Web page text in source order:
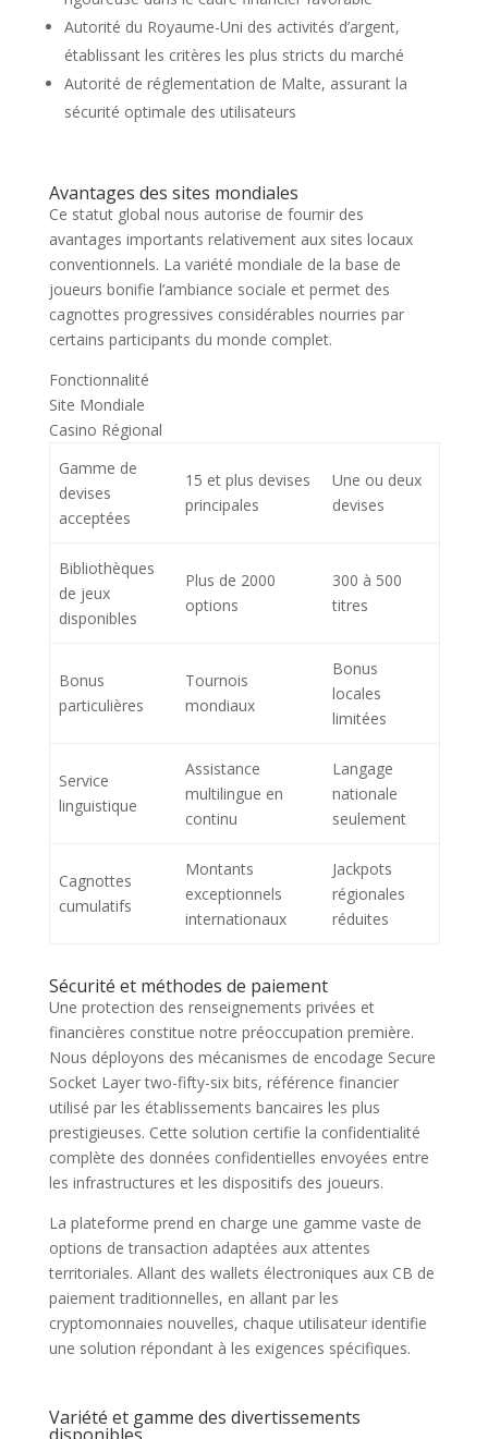
Autorité du Royaume-Uni des activités d’argent,
établissant les critères les plus stricts du marché
Autorité de réglementation de Malte, assurant la
sécurité optimale des utilisateurs
Avantages des sites mondiales
Ce statut global nous autorise de fournir des
avantages importants relativement aux sites locaux
conventionnels. La variété mondiale de la base de
joueurs bonifie l’ambiance sociale et permet des
cagnottes progressives considérables nourries par
certains participants du monde complet.
Fonctionnalité
Site Mondiale
Casino Régional
Gamme de
devises
acceptées
15 et plus devises
principales
Une ou deux
devises
Bibliothèques
de jeux
disponibles
Plus de 2000
options
300 à 500
titres
Bonus
particulières
Tournois
mondiaux
Bonus
locales
limitées
Service
linguistique
Assistance
multilingue en
continu
Langage
nationale
seulement
Cagnottes
cumulatifs
Montants
exceptionnels
internationaux
Jackpots
régionales
réduites
Sécurité et méthodes de paiement
Une protection des renseignements privées et
financières constitue notre préoccupation première.
Nous déployons des mécanismes de encodage Secure
Socket Layer two-fifty-six bits, référence financier
utilisé par les établissements bancaires les plus
prestigieuses. Cette solution certifie la confidentialité
complète des données confidentielles envoyées entre
les infrastructures et les dispositifs des joueurs.
La plateforme prend en charge une gamme vaste de
options de transaction adaptées aux attentes
territoriales. Allant des wallets électroniques aux CB de
paiement traditionnelles, en allant par les
cryptomonnaies nouvelles, chaque utilisateur identifie
une solution répondant à les exigences spécifiques.
Variété et gamme des divertissements